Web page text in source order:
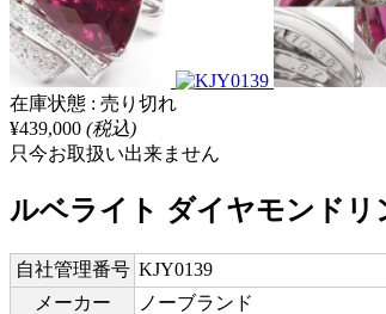
在庫状態 : 売り切れ
¥439,000 (税込)
只今お取扱い出来ません
ルベライト ダイヤモンドリ
自社管理番号 KJY0139
メーカー
ノーブランド